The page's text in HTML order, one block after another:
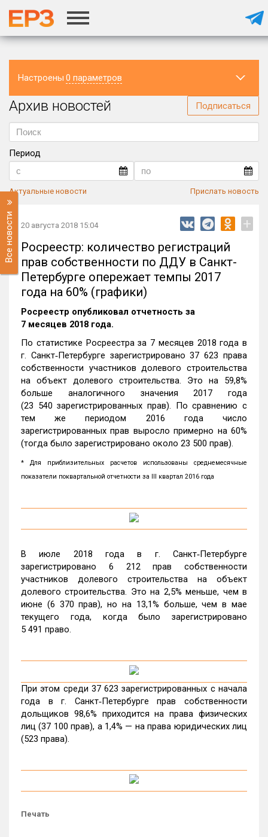
Настроены 0 параметров
Регион
Архив новостей Подписаться
Период
Актуальные новости Прислать новость
Все новости 20 августа 2018 15:04 +
Росреестр: количество регистраций
прав собственности по ДДУ в Санкт-
Петербурге опережает темпы 2017
года на 60% (графики)
Росреестр опубликовал отчетность за
7 месяцев 2018 года.
По статистике Росреестра за 7 месяцев 2018 года в
г. Санкт‑Петербурге зарегистрировано 37 623 права
собственности участников долевого строительства
на объект долевого строительства. Это на 59,8%
больше аналогичного значения 2017 года
(23 540 зарегистрированных прав). По сравнению с
тем же периодом 2016 года число
зарегистрированных прав выросло примерно на 60%
(тогда было зарегистрировано около 23 500 прав).
* Для приблизительных расчетов использованы среднемесячные
показатели поквартальной отчетности за III квартал 2016 года
В июле 2018 года в г. Санкт‑Петербурге
зарегистрировано 6 212 прав собственности
участников долевого строительства на объект
долевого строительства. Это на 2,5% меньше, чем в
июне (6 370 прав), но на 13,1% больше, чем в мае
текущего года, когда было зарегистрировано
5 491 право.
При этом среди 37 623 зарегистрированных с начала
года в г. Санкт‑Петербурге прав собственности
дольщиков 98,6% приходится на права физических
лиц (37 100 прав), а 1,4% — на права юридических лиц
(523 права).
Печать